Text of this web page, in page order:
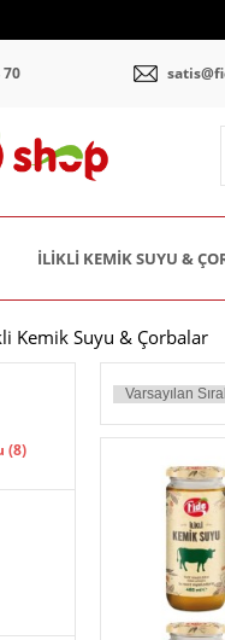
70
İLIKLI KEMIK SUYU &
Kemik Suyu & Çorbalar
(8)